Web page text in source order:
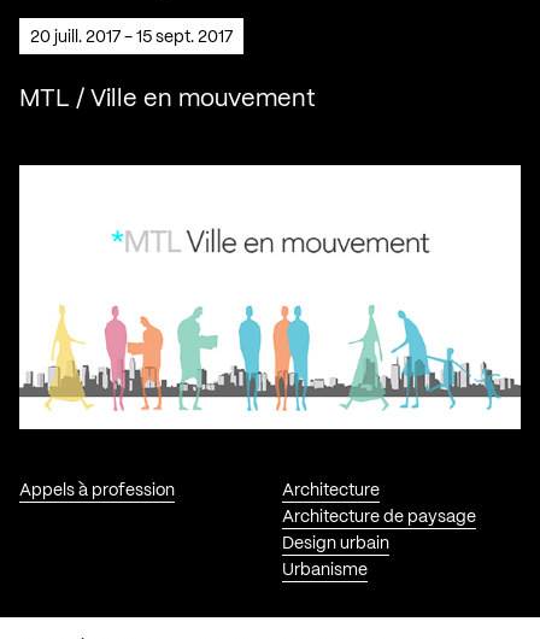
20 juill. 2017 - 15 sept. 2017
MTL / Ville en mouvement
Appels à profession
Architecture
Architecture de paysage
Design urbain
Urbanisme